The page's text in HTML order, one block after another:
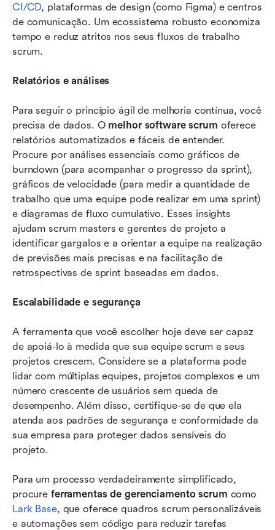
CI/CD, plataformas de design (como Figma) e centros
de comunicação. Um ecossistema robusto economiza
tempo e reduz atritos nos seus fluxos de trabalho
scrum.
Relatórios e análises
Para seguir o princípio ágil de melhoria contínua, você
precisa de dados. O melhor software scrum oferece
relatórios automatizados e fáceis de entender.
Procure por análises essenciais como gráficos de
burndown (para acompanhar o progresso da sprint),
gráficos de velocidade (para medir a quantidade de
trabalho que uma equipe pode realizar em uma sprint)
e diagramas de fluxo cumulativo. Esses insights
ajudam scrum masters e gerentes de projeto a
identificar gargalos e a orientar a equipe na realização
de previsões mais precisas e na facilitação de
retrospectivas de sprint baseadas em dados.
Escalabilidade e segurança
A ferramenta que você escolher hoje deve ser capaz
de apoiá-lo à medida que sua equipe scrum e seus
projetos crescem. Considere se a plataforma pode
lidar com múltiplas equipes, projetos complexos e um
número crescente de usuários sem queda de
desempenho. Além disso, certifique-se de que ela
atenda aos padrões de segurança e conformidade da
sua empresa para proteger dados sensíveis do
projeto.
Para um processo verdadeiramente simplificado,
procure ferramentas de gerenciamento scrum
Lark Base, que oferece quadros scrum personalizáveis
e automações sem código para reduzir tarefas